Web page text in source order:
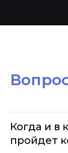
Когда и в
пройдет